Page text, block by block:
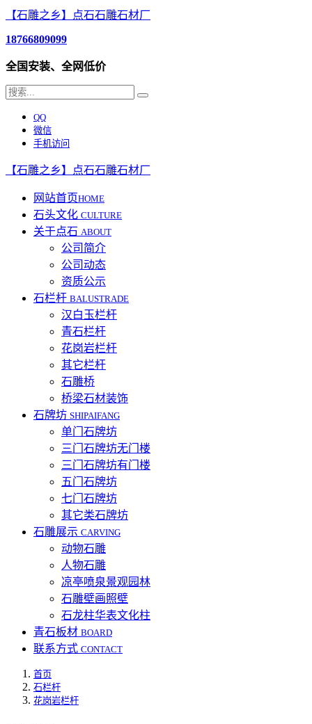
【石雕之乡】点石石雕石材厂
18766809099
全国安装、全网低价
QQ
微信
手机访问
【石雕之乡】点石石雕石材厂
网站首页HOME
石头文化 CULTURE
关于点石 ABOUT
公司简介
公司动态
资质公示
石栏杆 BALUSTRADE
汉白玉栏杆
青石栏杆
花岗岩栏杆
其它栏杆
石雕桥
桥梁石材装饰
石牌坊 SHIPAIFANG
单门石牌坊
三门石牌坊无门楼
三门石牌坊有门楼
五门石牌坊
七门石牌坊
其它类石牌坊
石雕展示 CARVING
动物石雕
人物石雕
凉亭喷泉景观园林
石雕壁画照壁
石龙柱华表文化柱
青石板材 BOARD
联系方式 CONTACT
首页
石栏杆
花岗岩栏杆